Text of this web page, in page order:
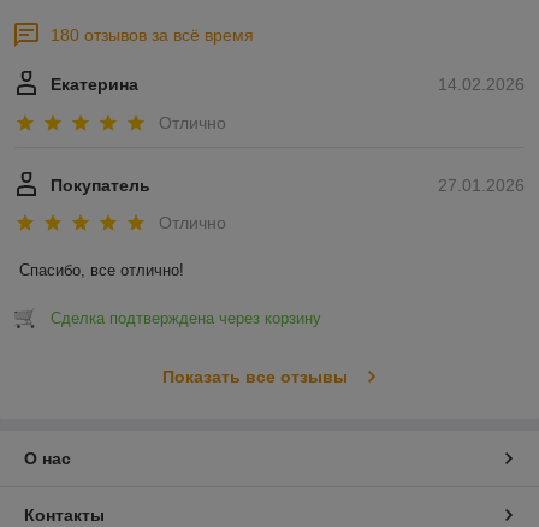
180 отзывов за всё время
14.02.2026
Екатерина
Отлично
27.01.2026
Покупатель
Отлично
Спасибо, все отлично!
Сделка подтверждена через корзину
Показать все отзывы
О нас
Контакты